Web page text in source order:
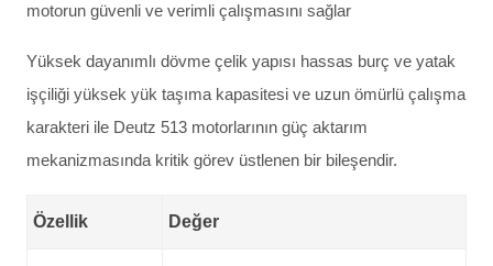
motorun güvenli ve verimli çalışmasını sağlar
Yüksek dayanımlı dövme çelik yapısı hassas burç ve yatak
işçiliği yüksek yük taşıma kapasitesi ve uzun ömürlü çalışma
karakteri ile Deutz 513 motorlarının güç aktarım
mekanizmasında kritik görev üstlenen bir bileşendir.
Özellik Değer